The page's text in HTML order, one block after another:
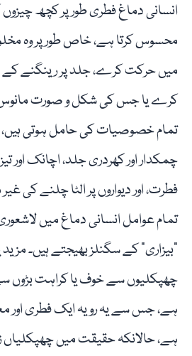
انسانی دماغ فطری طور پر کچھ چیزوں
محسوس کرتا ہے، خاص طور پر وہ
میں حرکت کرے، جلد پر رینگنے کے
کرے یا جس کی شکل و صورت مانوس
تمام خصوصیات کی حامل ہوتی
چمکدار اور کھردری جلد، اچانک اور
فطرت، اور دیواروں پر الٹا چلنے کی
تمام عوامل انسانی دماغ میں
"بیزاری” کے سگنلز بھیجتے ہیں۔ مزید
چھپکلیوں سے خوف یا کراہت بڑوں
ہے، جس سے یہ رویہ ایک فطری اور
ہے، حالانکہ حقیقت میں چھپکلیاں